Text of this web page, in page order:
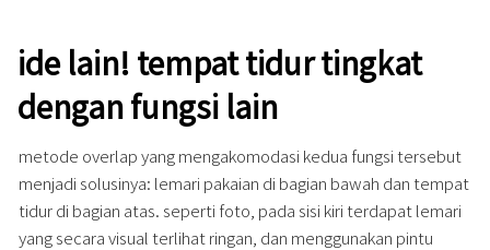
ide lain! tempat tidur tingkat
dengan fungsi lain
metode overlap yang mengakomodasi kedua fungsi tersebut
menjadi solusinya: lemari pakaian di bagian bawah dan tempat
tidur di bagian atas. seperti foto, pada sisi kiri terdapat lemari
yang secara visual terlihat ringan, dan menggunakan pintu